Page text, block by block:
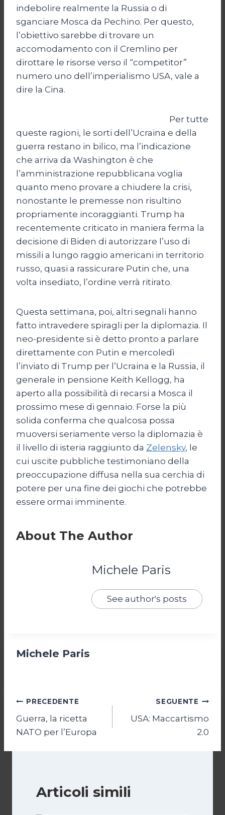
indebolire realmente la Russia o di
sganciare Mosca da Pechino. Per questo,
l’obiettivo sarebbe di trovare un
accomodamento con il Cremlino per
dirottare le risorse verso il “competitor”
numero uno dell’imperialismo USA, vale a
dire la Cina.
Per tutte
queste ragioni, le sorti dell’Ucraina e della
guerra restano in bilico, ma l’indicazione
che arriva da Washington è che
l’amministrazione repubblicana voglia
quanto meno provare a chiudere la crisi,
nonostante le premesse non risultino
propriamente incoraggianti. Trump ha
recentemente criticato in maniera ferma la
decisione di Biden di autorizzare l’uso di
missili a lungo raggio americani in territorio
russo, quasi a rassicurare Putin che, una
volta insediato, l’ordine verrà ritirato.
Questa settimana, poi, altri segnali hanno
fatto intravedere spiragli per la diplomazia. Il
neo-presidente si è detto pronto a parlare
direttamente con Putin e mercoledì
l’inviato di Trump per l’Ucraina e la Russia, il
generale in pensione Keith Kellogg, ha
aperto alla possibilità di recarsi a Mosca il
prossimo mese di gennaio. Forse la più
solida conferma che qualcosa possa
muoversi seriamente verso la diplomazia è
il livello di isteria raggiunto da Zelensky, le
cui uscite pubbliche testimoniano della
preoccupazione diffusa nella sua cerchia di
potere per una fine dei giochi che potrebbe
essere ormai imminente.
About The Author
Michele Paris
See author's posts
Michele Paris
Navigazione
articoli
PRECEDENTE
Guerra, la ricetta
NATO per l’Europa
SEGUENTE
USA: Maccartismo
2.0
Articoli simili